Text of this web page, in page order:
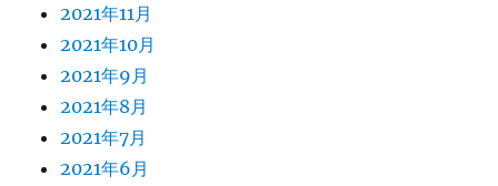
2021年11月
2021年10月
2021年9月
2021年8月
2021年7月
2021年6月